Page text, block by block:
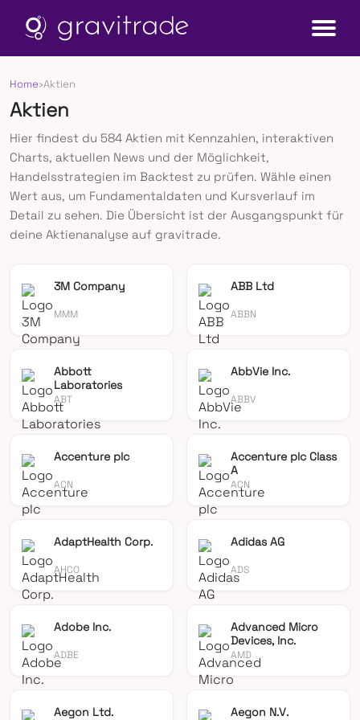
Home›Aktien
Aktien
Hier findest du 584 Aktien mit Kennzahlen, interaktiven
Charts, aktuellen News und der Möglichkeit,
Handelsstrategien im Backtest zu prüfen. Wähle einen
Wert aus, um Fundamentaldaten und Kursverlauf im
Detail zu sehen. Die Übersicht ist der Ausgangspunkt für
deine Aktienanalyse auf gravitrade.
3M Company
MMM
ABB Ltd
ABBN
Abbott
Laboratories
ABT
AbbVie Inc.
ABBV
Accenture plc
ACN
Accenture plc Class
A
ACN
AdaptHealth Corp.
AHCO
Adidas AG
ADS
Adobe Inc.
ADBE
Advanced Micro
Devices, Inc.
AMD
Aegon Ltd. Aegon N.V.